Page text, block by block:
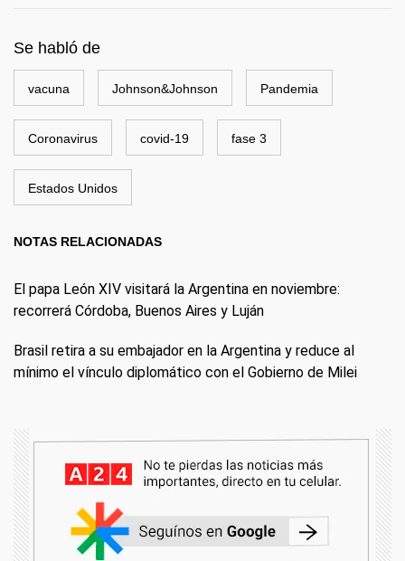
Se habló de
vacuna Johnson&Johnson Pandemia
Coronavirus covid-19 fase 3
Estados Unidos
NOTAS RELACIONADAS
El papa León XIV visitará la Argentina en noviembre:
recorrerá Córdoba, Buenos Aires y Luján
Brasil retira a su embajador en la Argentina y reduce al
mínimo el vínculo diplomático con el Gobierno de Milei